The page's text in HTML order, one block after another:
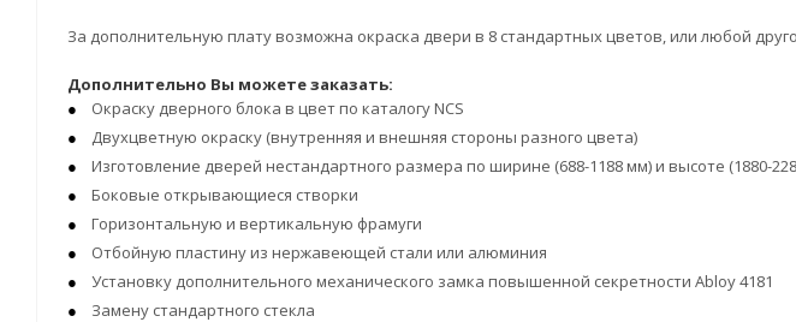
За дополнительную плату возможна окраска двери в 8 стандартных цветов, или любой
Дополнительно Вы можете заказать:
Окраску дверного блока в цвет по каталогу NCS
Двухцветную окраску (внутренняя и внешняя стороны разного цвета)
Изготовление дверей нестандартного размера по ширине (688-1188 мм) и высоте (1880-
Боковые открывающиеся створки
Горизонтальную и вертикальную фрамуги
Отбойную пластину из нержавеющей стали или алюминия
Установку дополнительного механического замка повышенной секретности Abloy 4181
Замену стандартного стекла